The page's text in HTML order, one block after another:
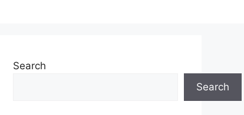
Search
Search